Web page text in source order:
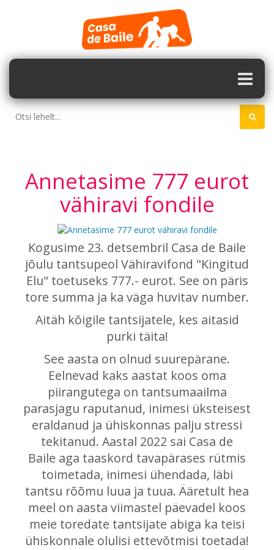
Annetasime 777 eurot
vähiravi fondile
Kogusime 23. detsembril Casa de Baile
jõulu tantsupeol Vähiravifond "Kingitud
Elu" toetuseks 777.- eurot. See on päris
tore summa ja ka väga huvitav number.
Aitäh kõigile tantsijatele, kes aitasid
purki täita!
See aasta on olnud suurepärane.
Eelnevad kaks aastat koos oma
piirangutega on tantsumaailma
parasjagu raputanud, inimesi üksteisest
eraldanud ja ühiskonnas palju stressi
tekitanud. Aastal 2022 sai Casa de
Baile aga taaskord tavapärases rütmis
toimetada, inimesi ühendada, läbi
tantsu rõõmu luua ja tuua. Ääretult hea
meel on aasta viimastel päevadel koos
meie toredate tantsijate abiga ka teisi
ühiskonnale olulisi ettevõtmisi toetada!